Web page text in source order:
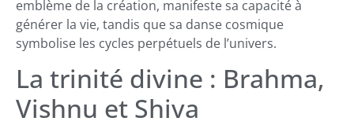
emblème de la création, manifeste sa capacité à
générer la vie, tandis que sa danse cosmique
symbolise les cycles perpétuels de l’univers.
La trinité divine : Brahma,
Vishnu et Shiva